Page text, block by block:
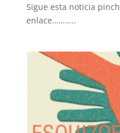
Sigue esta noticia
enlace………..